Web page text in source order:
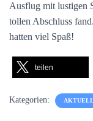
Ausflug mit lustigen
tollen Abschluss
hatten viel Spaß!
teilen
Kategorien: